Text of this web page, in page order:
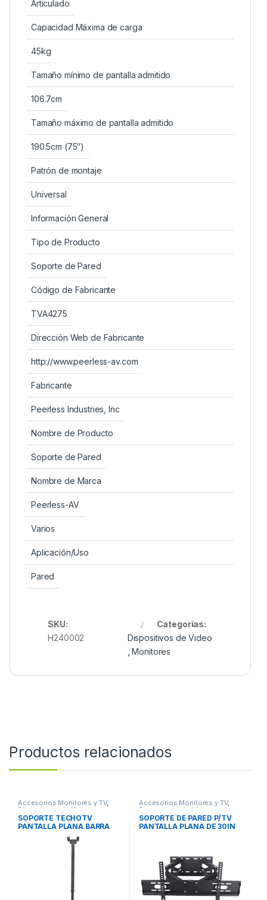
Articulado
Capacidad Máxima de carga
45kg
Tamaño mínimo de pantalla admitido
106.7cm
Tamaño máximo de pantalla admitido
190.5cm (75″)
Patrón de montaje
Universal
Información General
Tipo de Producto
Soporte de Pared
Código de Fabricante
TVA4275
Dirección Web de Fabricante
http://www.peerless-av.com
Fabricante
Peerless Industries, Inc
Nombre de Producto
Soporte de Pared
Nombre de Marca
Peerless-AV
Varios
Aplicación/Uso
Pared
SKU:
H240002
Categorías:
Dispositivos de Video
, Monitores
Productos relacionados
Accesorios Monitores y TV,
Dispositivos de Video
SOPORTE TECHOTV
PANTALLA PLANA BARRA
105-156CM 37″ A 70″ 50KG
BARRA 105-156CM 37 A 70
Accesorios Monitores y TV,
Dispositivos de Video
SOPORTE DE PARED P/TV
PANTALLA PLANA DE 30IN